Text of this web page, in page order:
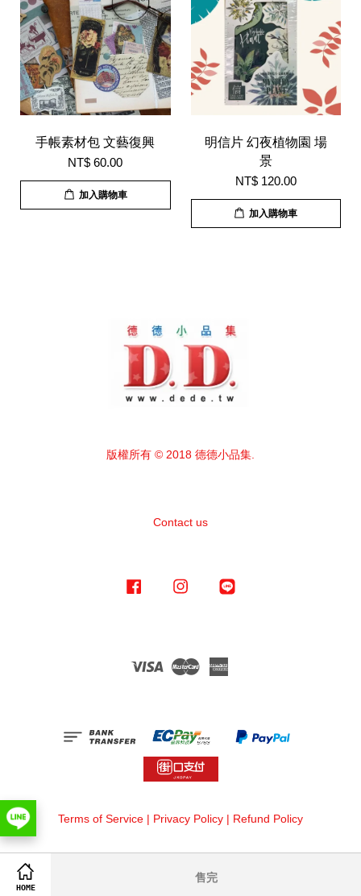
HOME
售完
手帳素材包 文藝復興
NT$ 60.00
加入購物車
明信片 幻夜植物園 場
景
NT$ 120.00
加入購物車
版權所有 © 2018 德德小品集.
Contact us
Facebook Instagram
Visa Master
Terms of Service | Privacy Policy | Refund Policy